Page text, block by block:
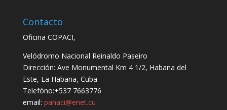
Contacto
Oficina COPACI,
Velódromo Nacional Reinaldo Paseiro
Dirección: Ave Monumental Km 4 1/2, Habana del
Este, La Habana, Cuba
Telefóno:+537 7663776
email: panaci@enet.cu